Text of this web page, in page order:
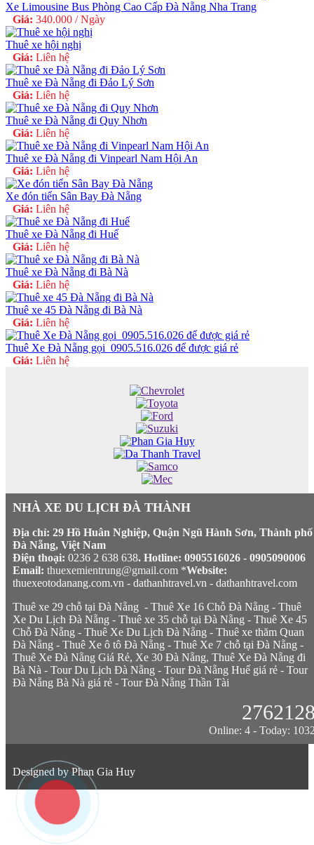
Xe Limousine Bus Phòng Cao Cấp Đà Nẵng Nha Trang
Giá: 340.000 / Ngày
Thuê xe hội nghị
Giá: Liên hệ
Thuê xe Đà Nẵng đi Đảo Lý Sơn
Giá: Liên hệ
Thuê xe Đà Nẵng đi Quy Nhơn
Giá: Liên hệ
Thuê xe Đà Nẵng đi Vinpearl Nam Hội An
Giá: Liên hệ
Xe đón tiển Sân Bay Đà Nẵng
Giá: Liên hệ
Thuê xe Đà Nẵng đi Huế
Giá: Liên hệ
Thuê xe Đà Nẵng đi Bà Nà
Giá: Liên hệ
Thuê xe 45 Đà Nẵng đi Bà Nà
Giá: Liên hệ
Thuê Xe Đà Nẵng gọi_0905.516.026 để được giá rẻ
Giá: Liên hệ
NHÀ XE DU LỊCH ĐÀ THÀNH
Địa chỉ: 29 Hồ Huân Nghiệp, Quận Ngũ Hành Sơn, Thành phố
Đà Nẵng, Việt Nam
Điện thoại: 0236 2 638 638. Hotline: 0905516026 - 0905090006
Email: thuexemientrung@gmail.com *Website:
thuexeotodanang.com.vn - dathanhtravel.vn - dathanhtravel.com
Thuê xe 29 chỗ tại Đà Nẵng - Thuê Xe 16 Chỗ Đà Nẵng - Thuê
Xe Du Lịch Đà Nẵng - Thuê xe 35 chỗ tại Đà Nẵng - Thuê Xe 45
Chỗ Đà Nẵng - Thuê Xe Du Lịch Đà Nẵng - Thuê xe thăm Quan
Đà Nẵng - Thuê Xe ô tô Đà Nẵng - Thuê Xe 7 chỗ tại Đà Nẵng -
Thuê Xe Đà Nẵng Giá Rẻ, Xe 30 Đà Nẵng, Thuê Xe Đà Nẵng đi
Bà Nà - Tour Du Lịch Đà Nẵng - Tour Đà Nẵng Huế giá rẻ - Tour
Đà Nẵng Bà Nà giá rẻ - Tour Đà Nẵng Thần Tài
Online: 4 - Today:
Designed by Phan Gia Huy